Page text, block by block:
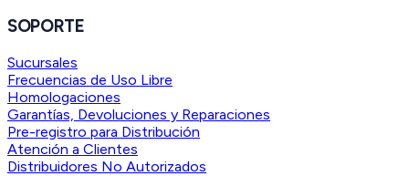
SOPORTE
Sucursales
Frecuencias de Uso Libre
Homologaciones
Garantías, Devoluciones y Reparaciones
Pre-registro para Distribución
Atención a Clientes
Distribuidores No Autorizados